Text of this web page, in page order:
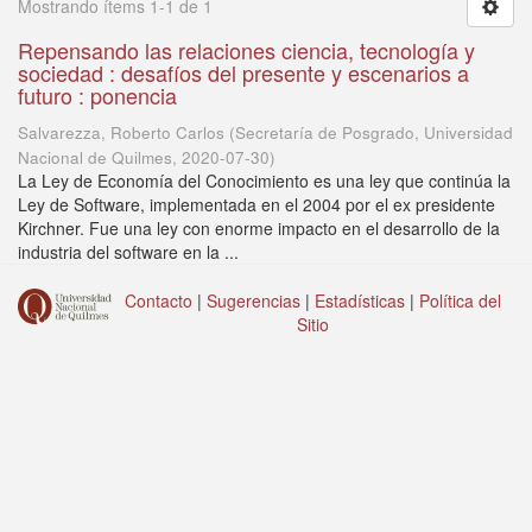
Mostrando ítems 1-1 de 1
Repensando las relaciones ciencia, tecnología y
sociedad : desafíos del presente y escenarios a
futuro : ponencia
Salvarezza, Roberto Carlos (Secretaría de Posgrado, Universidad
Nacional de Quilmes, 2020-07-30)
La Ley de Economía del Conocimiento es una ley que continúa la
Ley de Software, implementada en el 2004 por el ex presidente
Kirchner. Fue una ley con enorme impacto en el desarrollo de la
industria del software en la ...
Contacto | Sugerencias | Estadísticas | Política del
Sitio